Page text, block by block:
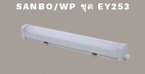
SANBO/WP ชุด EY253